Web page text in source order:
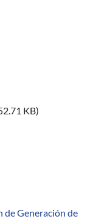
Técnica
KB)
- Ingeniería y
de Generación de